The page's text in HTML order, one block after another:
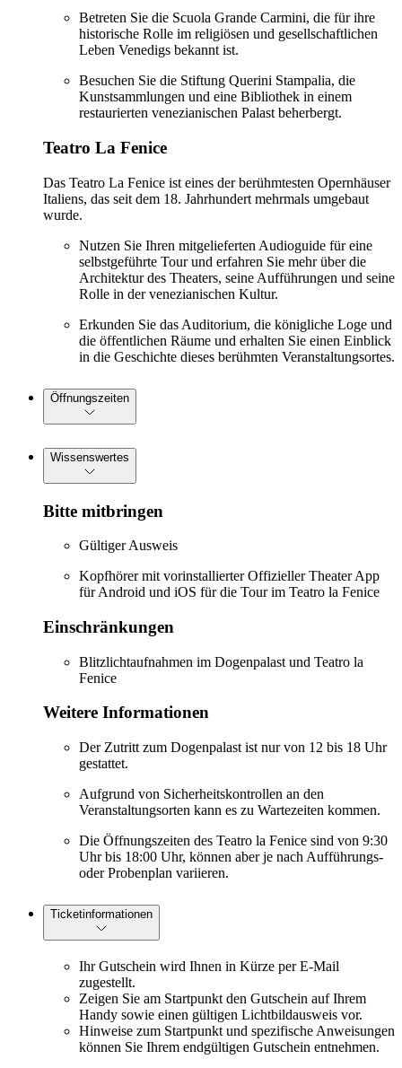
Betreten Sie die Scuola Grande Carmini, die für ihre
historische Rolle im religiösen und gesellschaftlichen
Leben Venedigs bekannt ist.
Besuchen Sie die Stiftung Querini Stampalia, die
Kunstsammlungen und eine Bibliothek in einem
restaurierten venezianischen Palast beherbergt.
Teatro La Fenice
Das Teatro La Fenice ist eines der berühmtesten Opernhäuser
Italiens, das seit dem 18. Jahrhundert mehrmals umgebaut
wurde.
Nutzen Sie Ihren mitgelieferten Audioguide für eine
selbstgeführte Tour und erfahren Sie mehr über die
Architektur des Theaters, seine Aufführungen und seine
Rolle in der venezianischen Kultur.
Erkunden Sie das Auditorium, die königliche Loge und
die öffentlichen Räume und erhalten Sie einen Einblick
in die Geschichte dieses berühmten Veranstaltungsortes.
Öffnungszeiten
Wissenswertes
Bitte mitbringen
Gültiger Ausweis
Kopfhörer mit vorinstallierter Offizieller Theater App
für Android und iOS für die Tour im Teatro la Fenice
Einschränkungen
Blitzlichtaufnahmen im Dogenpalast und Teatro la
Fenice
Weitere Informationen
Der Zutritt zum Dogenpalast ist nur von 12 bis 18 Uhr
gestattet.
Aufgrund von Sicherheitskontrollen an den
Veranstaltungsorten kann es zu Wartezeiten kommen.
Die Öffnungszeiten des Teatro la Fenice sind von 9:30
Uhr bis 18:00 Uhr, können aber je nach Aufführungs-
oder Probenplan variieren.
Ticketinformationen
Ihr Gutschein wird Ihnen in Kürze per E-Mail
zugestellt.
Zeigen Sie am Startpunkt den Gutschein auf Ihrem
Handy sowie einen gültigen Lichtbildausweis vor.
Hinweise zum Startpunkt und spezifische Anweisungen
können Sie Ihrem endgültigen Gutschein entnehmen.